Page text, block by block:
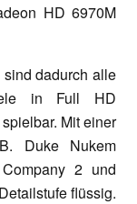
HD 6970M
dadurch alle
in Full HD
Mit einer
Duke Nukem
2 und
flüssig.